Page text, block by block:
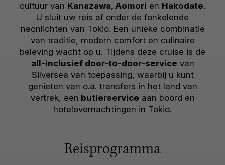
cultuur van Kanazawa, Aomori en Hakodate.
U sluit uw reis af onder de fonkelende
neonlichten van Tokio. Een unieke combinatie
van traditie, modern comfort en culinaire
beleving wacht op u. Tijdens deze cruise is de
all-inclusief door-to-door-service van
Silversea van toepassing, waarbij u kunt
genieten van o.a. transfers in het land van
vertrek, een butlerservice aan boord en
hotelovernachtingen in Tokio.
Reisprogramma